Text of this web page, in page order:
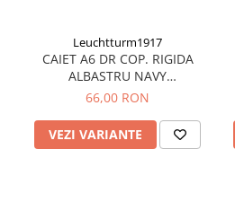
Leuchtturm1917
CAIET A6 DR COP. RIGIDA
ALBASTRU NAVY
LEUCHTTURM1917
66,00 RON
VEZI VARIANTE